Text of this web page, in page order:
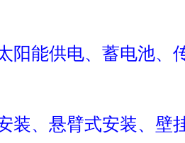
阳能供电、蓄电池、
装、悬臂式安装、壁